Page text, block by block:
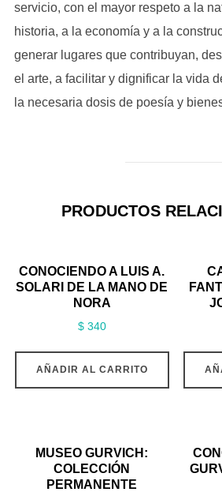
servicio, con el mayor respeto a la
historia, a la economía y a la
generar lugares que contribuyan,
el arte, a facilitar y dignificar la vida
la necesaria dosis de poesía y
PRODUCTOS
CONOCIENDO A LUIS A.
SOLARI DE LA MANO DE
NORA
$340
AÑADIR AL CARRITO
MUSEO GURVICH:
COLECCIÓN
PERMANENTE